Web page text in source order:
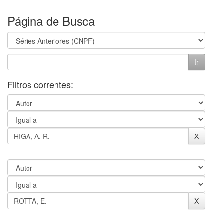
Página de Busca
Filtros correntes: